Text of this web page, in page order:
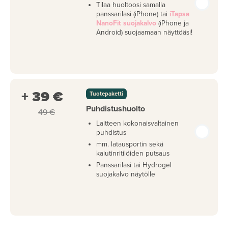
Tilaa huoltoosi samalla
panssarilasi (iPhone) tai iTapsa
NanoFit suojakalvo (iPhone ja
Android) suojaamaan näyttöäsi!
+ 39 €
49 €
Tuotepaketti
Puhdistushuolto
Laitteen kokonaisvaltainen
puhdistus
mm. latausportin sekä
kaiutinritilöiden putsaus
Panssarilasi tai Hydrogel
suojakalvo näytölle